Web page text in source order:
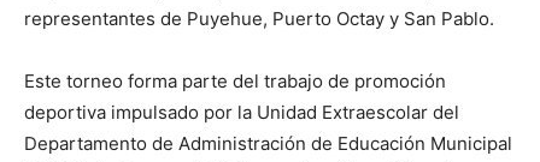
representantes de Puyehue, Puerto Octay y San Pablo.
Este torneo forma parte del trabajo de promoción
deportiva impulsado por la Unidad Extraescolar del
Departamento de Administración de Educación Municipal